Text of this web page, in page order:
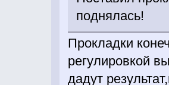
поднялась!
Прокладки
регулировкой
дадут